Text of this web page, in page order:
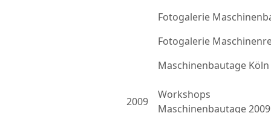
Fotogalerie
Fotogalerie
2009
Maschinenbautage Köln
Workshops
Maschinenbautage 2009